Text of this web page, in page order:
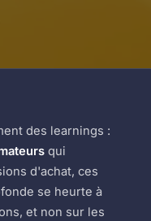
des learnings :
qui
d'achat, ces
se heurte à
et non sur les